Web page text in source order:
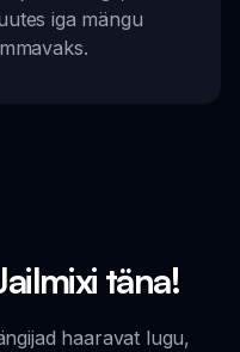
iga mängu
täna!
haaravat lugu,